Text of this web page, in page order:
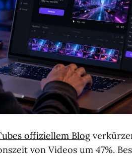
offiziellem Blog
von Videos um 47%.